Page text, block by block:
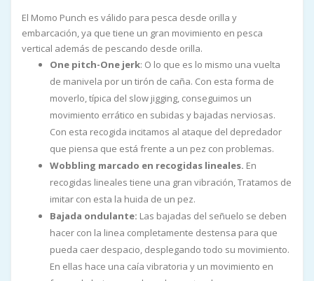
El Momo Punch es válido para pesca desde orilla y
embarcación, ya que tiene un gran movimiento en pesca
vertical además de pescando desde orilla.
One pitch-One jerk: O lo que es lo mismo una vuelta
de manivela por un tirón de caña. Con esta forma de
moverlo, típica del slow jigging, conseguimos un
movimiento errático en subidas y bajadas nerviosas.
Con esta recogida incitamos al ataque del depredador
que piensa que está frente a un pez con problemas.
Wobbling marcado en recogidas lineales. En
recogidas lineales tiene una gran vibración, Tratamos de
imitar con esta la huida de un pez.
Bajada ondulante: Las bajadas del señuelo se deben
hacer con la linea completamente destensa para que
pueda caer despacio, desplegando todo su movimiento.
En ellas hace una caía vibratoria y un movimiento en